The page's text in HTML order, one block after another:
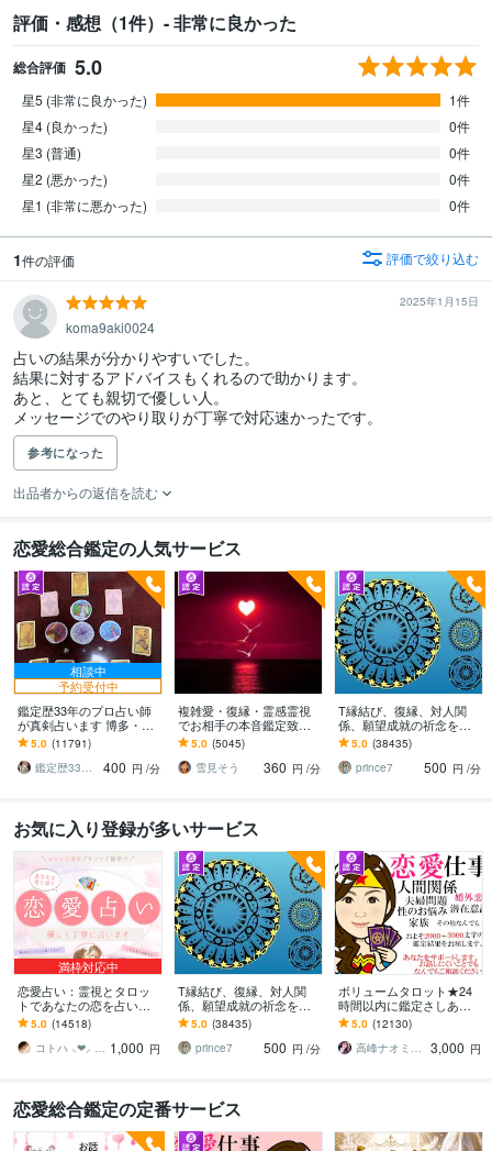
評価・感想（1件）- 非常に良かった
総合評価 5.0
星5 (非常に良かった)
1件
星4 (良かった)
0件
星3 (普通)
0件
星2 (悪かった)
0件
星1 (非常に悪かった)
0件
1件の評価 評価で絞り込む
2025年1月15日
koma9aki0024
占いの結果が分かりやすいでした。
結果に対するアドバイスもくれるので助かります。
あと、とても親切で優しい人。
参考になった
出品者からの返信を読む
恋愛総合鑑定の人気サービス
相談中
予約受付中
鑑定歴33年のプロ占い師
が真剣占います 博多・廓
屋の純血統占い祈願師
雷鳥
5.0 (11791)
鑑定歴33年のプロ占い師 雷鳥
400 円 /分
複雑愛・復縁・霊感霊視
でお相手の本音鑑定致し
ます 降りて来た言葉をそ
のままお伝えします。
5.0 (5045)
雪見そう
360 円 /分
T縁結び、復縁、対人関
係、願望成就の祈念を承
ります 対象者の思いと状
況、対象者との対話、祈
念
5.0 (38435)
prince7
500 円 /分
お気に入り登録が多いサービス
満枠対応中
恋愛占い：霊視とタロッ
トであなたの恋を占いま
す 復縁・片想い・複雑
愛・夫婦問題…お悩みに
優しく寄り添います♡
5.0 (14518)
コトハ ⸜❤︎⸝ 新サービス提供開始✨️ 1,000 円
T縁結び、復縁、対人関
係、願望成就の祈念を承
ります 対象者の思いと状
況、対象者との対話、祈
念
5.0 (38435)
prince7
500 円 /分
ボリュームタロット★24
時間以内に鑑定さしあげ
ます 3000文字以上の鑑定
★希望者のみ一部カード
開示サービスあり
5.0 (12130)
高峰ナオミ タロット占い師
3,000 円
恋愛総合鑑定の定番サービス